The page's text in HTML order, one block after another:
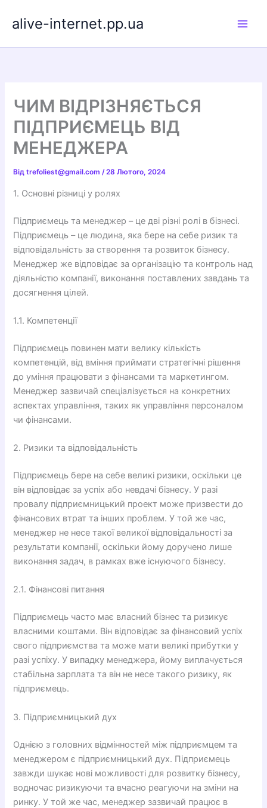
alive-internet.pp.ua
ЧИМ ВІДРІЗНЯЄТЬСЯ
ПІДПРИЄМЕЦЬ ВІД
МЕНЕДЖЕРА
Відtrefoliest@gmail.com/28 Лютого, 2024
1. Основні різниці у ролях
Підприємець та менеджер – це дві різні ролі в бізнесі.
Підприємець – це людина, яка бере на себе ризик та
відповідальність за створення та розвиток бізнесу.
Менеджер же відповідає за організацію та контроль над
діяльністю компанії, виконання поставлених завдань та
досягнення цілей.
1.1. Компетенції
Підприємець повинен мати велику кількість
компетенцій, від вміння приймати стратегічні рішення
до уміння працювати з фінансами та маркетингом.
Менеджер зазвичай спеціалізується на конкретних
аспектах управління, таких як управління персоналом
чи фінансами.
2. Ризики та відповідальність
Підприємець бере на себе великі ризики, оскільки це
він відповідає за успіх або невдачі бізнесу. У разі
провалу підприємницький проект може призвести до
фінансових втрат та інших проблем. У той же час,
менеджер не несе такої великої відповідальності за
результати компанії, оскільки йому доручено лише
виконання задач, в рамках вже існуючого бізнесу.
2.1. Фінансові питання
Підприємець часто має власний бізнес та ризикує
власними коштами. Він відповідає за фінансовий успіх
свого підприємства та може мати великі прибутки у
разі успіху. У випадку менеджера, йому виплачується
стабільна зарплата та він не несе такого ризику, як
підприємець.
3. Підприємницький дух
Однією з головних відмінностей між підприємцем та
менеджером є підприємницький дух. Підприємець
завжди шукає нові можливості для розвитку бізнесу,
водночас ризикуючи та вчасно реагуючи на зміни на
ринку. У той же час, менеджер зазвичай працює в